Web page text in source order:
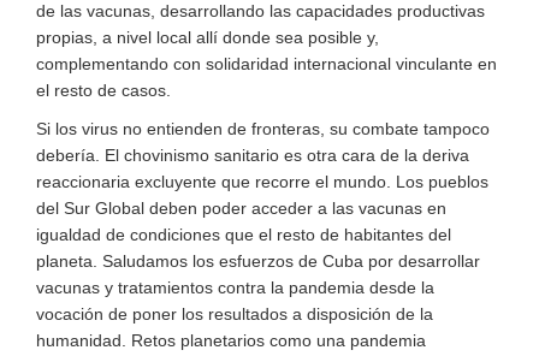
de las vacunas, desarrollando las capacidades productivas
propias, a nivel local allí donde sea posible y,
complementando con solidaridad internacional vinculante en
el resto de casos.
Si los virus no entienden de fronteras, su combate tampoco
debería. El chovinismo sanitario es otra cara de la deriva
reaccionaria excluyente que recorre el mundo. Los pueblos
del Sur Global deben poder acceder a las vacunas en
igualdad de condiciones que el resto de habitantes del
planeta. Saludamos los esfuerzos de Cuba por desarrollar
vacunas y tratamientos contra la pandemia desde la
vocación de poner los resultados a disposición de la
humanidad. Retos planetarios como una pandemia